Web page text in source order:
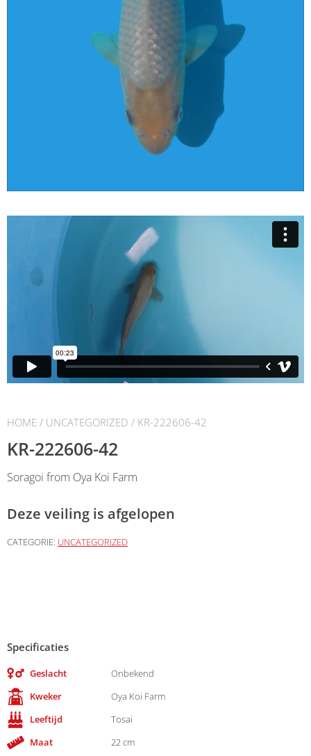
HOME / UNCATEGORIZED / KR-222606-42
KR-222606-42
Soragoi from Oya Koi Farm
Deze veiling is afgelopen
CATEGORIE: UNCATEGORIZED
Specificaties
Geslacht
Onbekend
Kweker
Oya Koi Farm
Leeftijd
Tosai
Maat
22 cm